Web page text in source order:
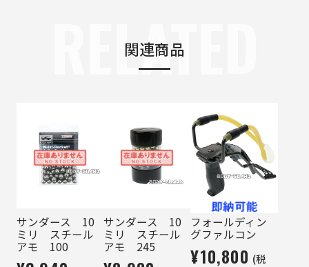
関連商品
RELATED
サンダース 10
ミリ スチール
アモ 100
サンダース 10
ミリ スチール
アモ 245
フォールディン
グファルコン
¥10,800 (税